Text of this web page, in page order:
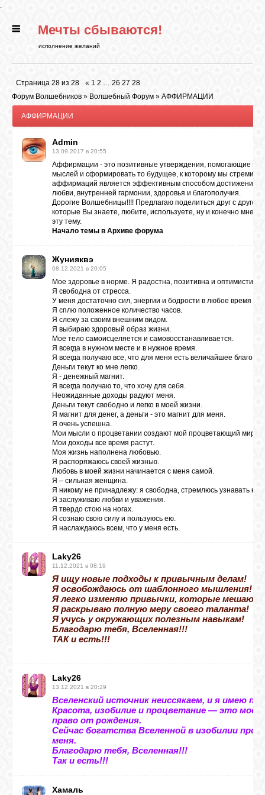
.
ГЛАВНАЯ
РИТУАЛЫ
БИБЛИОТЕКА
ГАДАНИЯ
ВХОД
TWITTER
Мечты сбываются!
исполнение желаний
Страница 28 из 28 « 1 2 … 26 27 28
Форум Волшебников » Волшебный Форум » АФФИРМАЦИИ
АФФИРМАЦИИ
Admin
13.09.2017 в 20:55
Аффирмации - это позитивные утверждения, помогающие
мыслей и сформировать то будущее, к которому мы
аффирмаций является эффективным способом достижения
любви, внутренней гармонии, здоровья и благополучия.
Дорогие Волшебницы!!!! Предлагаю поделиться друг с
которые Вы знаете, любите, используете, ну и конечно
эту тему.
Начало темы в Архиве форума
Жунияквэ
08.12.2021 в 20:05
Мое здоровье в норме. Я радостна, позитивна и
Я свободна от стресса.
У меня достаточно сил, энергии и бодрости в любое время
Я сплю положенное количество часов.
Я слежу за своим внешним видом.
Я выбираю здоровый образ жизни.
Мое тело самоисцеляется и самовосстанавливается.
Я всегда в нужном месте и в нужное время.
Я всегда получаю все, что для меня есть величайшее благо.
Деньги текут ко мне легко.
Я - денежный магнит.
Я всегда получаю то, что хочу для себя.
Неожиданные доходы радуют меня.
Деньги текут свободно и легко в моей жизни.
Я магнит для денег, а деньги - это магнит для меня.
Я очень успешна.
Мои мысли о процветании создают мой процветающий мир.
Мои доходы все время растут.
Моя жизнь наполнена любовью.
Я распоряжаюсь своей жизнью.
Любовь в моей жизни начинается с меня самой.
Я – сильная женщина.
Я никому не принадлежу: я свободна, стремлюсь узнавать
Я заслуживаю любви и уважения.
Я твердо стою на ногах.
Я сознаю свою силу и пользуюсь ею.
Я наслаждаюсь всем, что у меня есть.
Laky26
11.12.2021 в 08:19
Я ищу новые подходы к привычным делам!
Я освобождаюсь от шаблонного мышления!
Я легко изменяю привычки, которые мешают
Я раскрываю полную меру своего таланта!
Я учусь у окружающих полезным навыкам!
Благодарю тебя, Вселенная!!!
ТАК и есть!!!
Laky26
13.12.2021 в 20:29
Вселенский источник неиссякаем, и я имею
Красота, изобилие и процветание — это мое
право от рождения.
Сейчас богатства Вселенной в изобилии
меня.
Благодарю тебя, Вселенная!!!
Так и есть!!!
Хамаль